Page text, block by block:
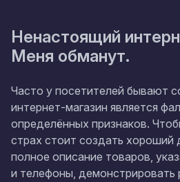
Ненастоящий
Меня обманут.
Часто у посетителей бывают
интернет-магазин является
определённых признаков.
страх стоит создать хороший
полное описание товаров,
и телефоны, демонстрировать